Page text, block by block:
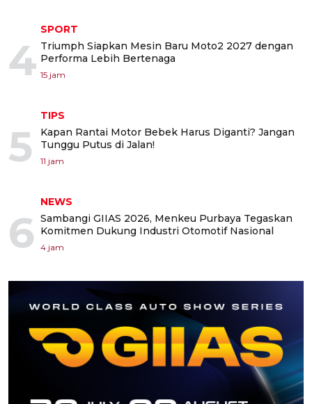
4
SPORT
Triumph Siapkan Mesin Baru Moto2 2027 dengan
Performa Lebih Bertenaga
15 jam
5
TIPS
Kapan Rantai Motor Bebek Harus Diganti? Jangan
Tunggu Putus di Jalan!
11 jam
6
NEWS
Sambangi GIIAS 2026, Menkeu Purbaya Tegaskan
Komitmen Dukung Industri Otomotif Nasional
4 jam